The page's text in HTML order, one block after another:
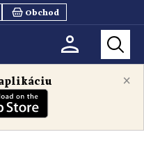
Obchod
×
aplikáciu